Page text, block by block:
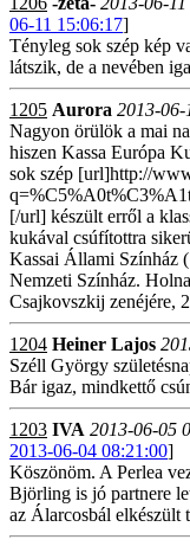
06-11 15:06:17]
Tényleg sok szép kép
látszik, de a nevében
1205 Aurora 2013-
Nagyon örülök a mai
hiszen Kassa Európa
sok szép [url]http://
[/url] készült erről a
kukával csúfítottra
Kassai Állami Színház
Nemzeti Színház.
Csajkovszkij zenéjére,
1204 Heiner Lajos
Széll György
Bár igaz, mindkettő
1203 IVA 2013-06-05
2013-06-04 08:21:00]
Köszönöm. A Perlea
Björling is jó partnere
az Álarcosbál elkészült